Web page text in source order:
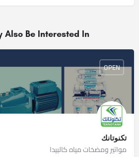
Also Be Interested In
تكنوتانك
مواتير ومضخات مياه كالبيدا
OPEN